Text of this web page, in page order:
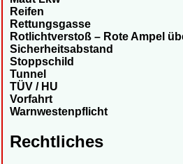
Reifen
Rettungsgasse
Rotlichtverstoß – Rote Ampel
Sicherheitsabstand
Stoppschild
Tunnel
TÜV / HU
Vorfahrt
Warnwestenpflicht
Rechtliches